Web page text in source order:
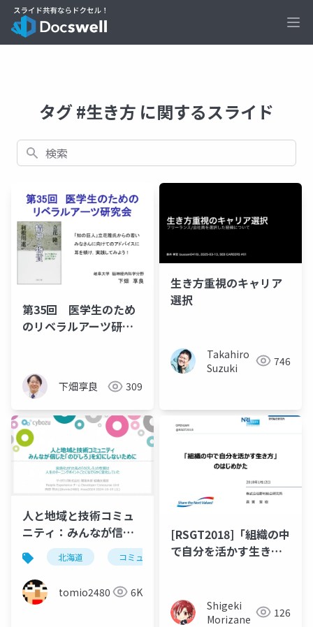
タグ #生き方 に関するスライド
検索
第35回 医学生のため
のリベラルアーツ研究
下畑享良 309
生き方重視のキャリア
選択
Takahiro
Suzuki
746
人と地域と技術コミュ
ニティ：みんなが信じ
た「のびしろ」を幻に
しないために
北海道 コミュニティ 旭川 富良野
tomio2480 6K
[RSGT2018]「組織の中
で自分を活かす生き
Shigeki
Morizane
126